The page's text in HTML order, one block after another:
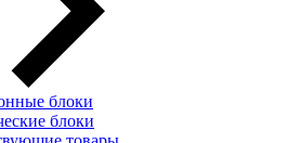
блоки
блоки